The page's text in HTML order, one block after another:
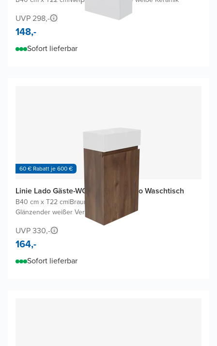
UVP 298,-
148,-
Sofort lieferbar
60 € Rabatt je 600 €
Linie Lado Gäste-WC Möbel mit Vano Waschtisch
B40 cm x T22 cm|Braune Eiche
Glänzender weißer Verbundmarmor
UVP 330,-
164,-
Sofort lieferbar